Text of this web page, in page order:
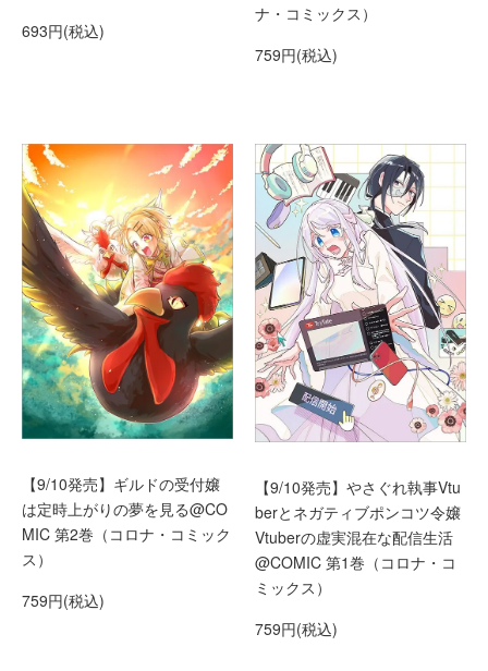
693円(税込)
ナ・コミックス）
759円(税込)
【9/10発売】ギルドの受付嬢
は定時上がりの夢を見る@CO
MIC 第2巻（コロナ・コミック
ス）
759円(税込)
【9/10発売】やさぐれ執事Vtu
berとネガティブポンコツ令嬢
Vtuberの虚実混在な配信生活
@COMIC 第1巻（コロナ・コ
ミックス）
759円(税込)